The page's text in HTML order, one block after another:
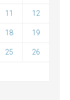
11 12
18 19
25 26